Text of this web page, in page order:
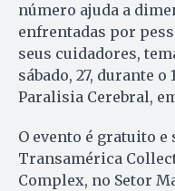
número ajuda a
enfrentadas por
seus cuidadores,
sábado, 27, durante
Paralisia Cerebral,
O evento é gratuito
Transamérica
Complex, no Setor